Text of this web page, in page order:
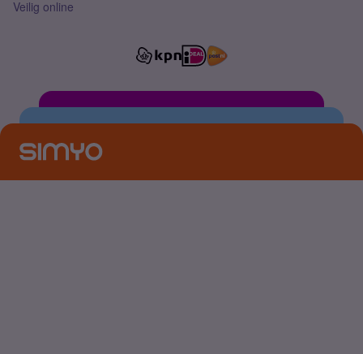
Veilig online